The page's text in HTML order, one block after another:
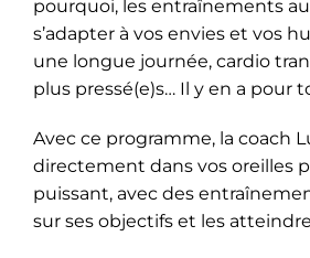
pourquoi, les entraînements
s’adapter à vos envies et vos
une longue journée, cardio
plus pressé(e)s… Il y en a pour
Avec ce programme, la coach
directement dans vos oreilles
puissant, avec des
sur ses objectifs et les